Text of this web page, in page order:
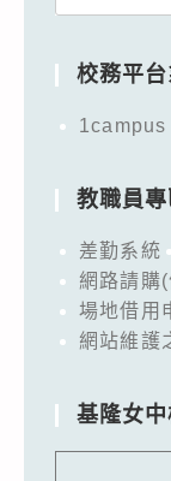
校務平
1campus
教職員專
差勤系統
網路請購
場地借用
網站維護
基隆女